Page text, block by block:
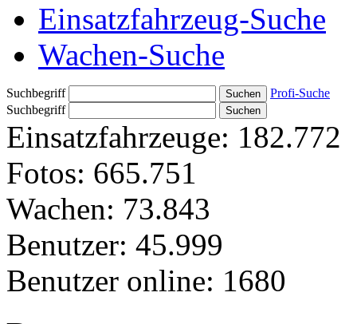
Einsatzfahrzeug-Suche
Wachen-Suche
Suchbegriff
Profi-Suche
Suchbegriff
Einsatzfahrzeuge: 182.772
Fotos: 665.751
Wachen: 73.843
Benutzer: 45.999
Benutzer online: 1680